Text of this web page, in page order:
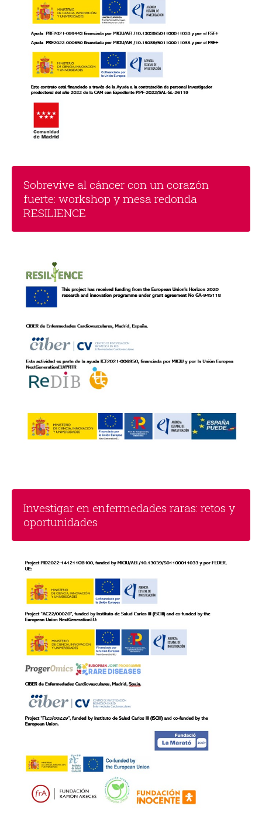
Sobrevive al cáncer con un corazón
fuerte: workshop y mesa redonda
RESILIENCE
Investigar en enfermedades raras: retos y
oportunidades